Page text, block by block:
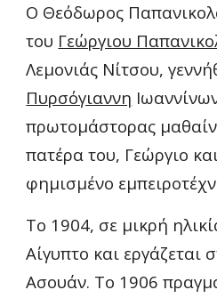
Ο Θεόδωρος
του Γεώργιου
Λεμονιάς Νίτσου,
Πυρσόγιαννη
πρωτομάστορας
πατέρα του, Γεώργιο
φημισμένο
Το 1904, σε μικρή
Αίγυπτο και εργάζεται
Ασουάν. Το 1906